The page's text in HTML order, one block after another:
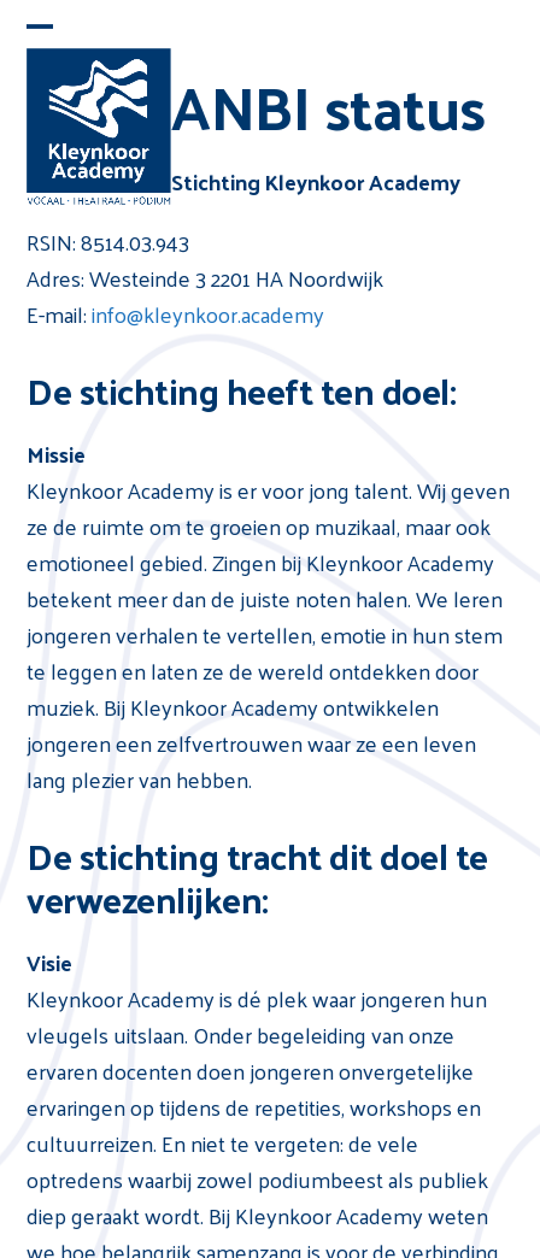
Skip
content
Open
mobile
menu
Close
mobile
menu ANBI status
Stichting Kleynkoor Academy
RSIN: 8514.03.943
Adres: Westeinde 3 2201 HA Noordwijk
E-mail:info@kleynkoor.academy
De stichting heeft ten doel:
Missie
Kleynkoor Academy is er voor jong talent. Wij geven
ze de ruimte om te groeien op muzikaal, maar ook
emotioneel gebied. Zingen bij Kleynkoor Academy
betekent meer dan de juiste noten halen. We leren
jongeren verhalen te vertellen, emotie in hun stem
te leggen en laten ze de wereld ontdekken door
muziek. Bij Kleynkoor Academy ontwikkelen
jongeren een zelfvertrouwen waar ze een leven
lang plezier van hebben.
De stichting tracht dit doel te
verwezenlijken:
Visie
Kleynkoor Academy is dé plek waar jongeren hun
vleugels uitslaan. Onder begeleiding van onze
ervaren docenten doen jongeren onvergetelijke
ervaringen op tijdens de repetities, workshops en
cultuurreizen. En niet te vergeten: de vele
optredens waarbij zowel podiumbeest als publiek
diep geraakt wordt. Bij Kleynkoor Academy weten